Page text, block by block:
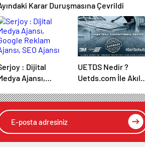
Karar Duruşmasına Çevrildi
: Dijital
Ajansı,
SEO Ajansı
ve Web Tasarım
UETDS Nedir ?
Uetds.com İle Akıllı
Yazılımı